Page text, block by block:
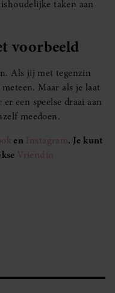
taken aan
voorbeeld
Als jij met tegenzin
Maar als je laat
een speelse draai aan
meedoen.
en Instagram. Je kunt
Vriendin